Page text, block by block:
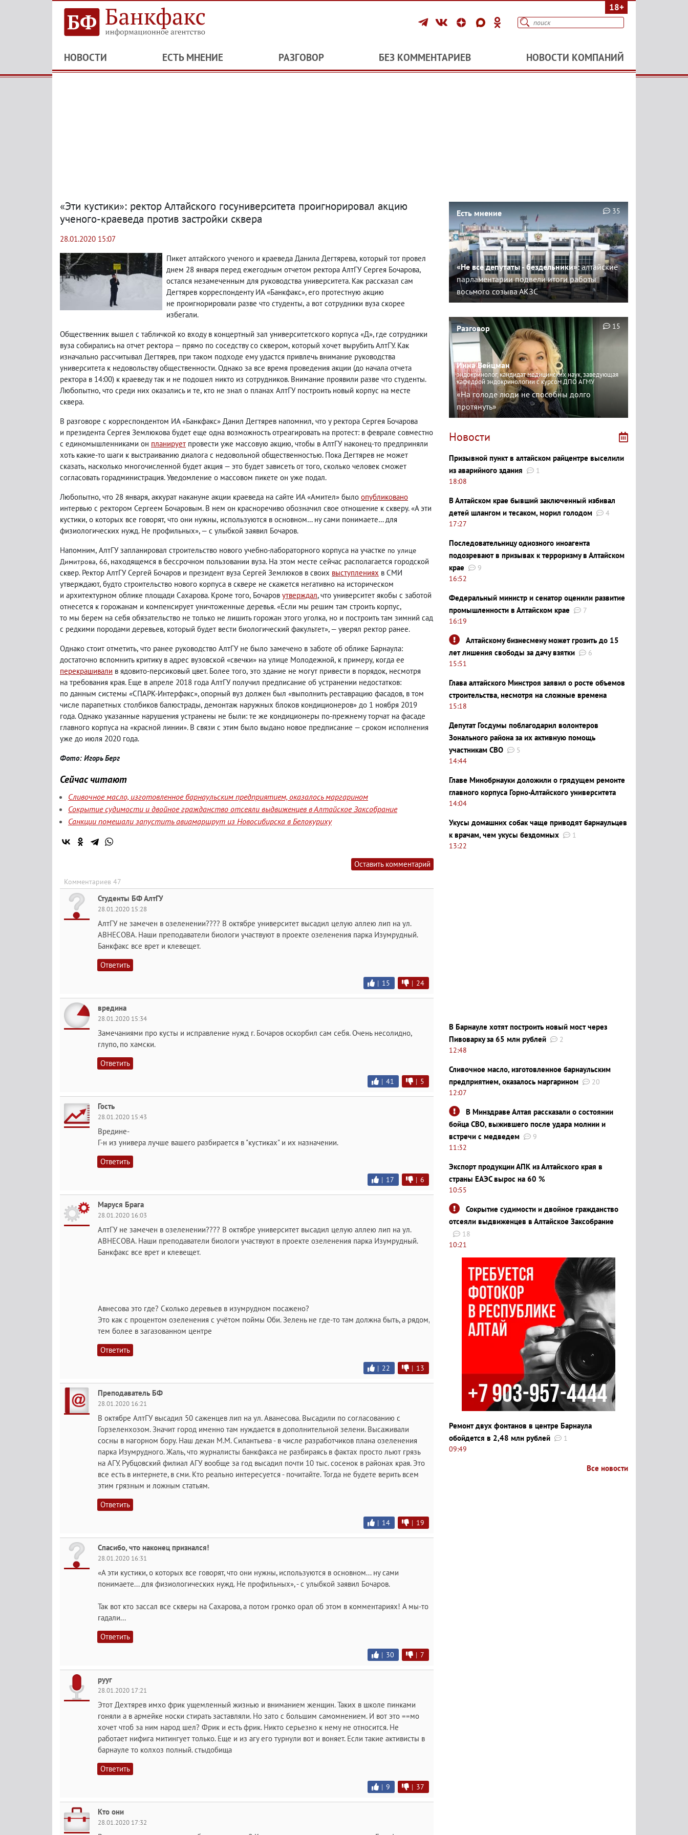
18+
НОВОСТИ ЕСТЬ МНЕНИЕ РАЗГОВОР БЕЗ КОММЕНТАРИЕВ НОВОСТИ КОМПАНИЙ
«Эти кустики»: ректор Алтайского госуниверситета проигнорировал акцию
ученого-краеведа против застройки сквера
28.01.2020 15:07
Пикет алтайского ученого и краеведа Данила Дегтярева, который тот провел
днем 28 января перед ежегодным отчетом ректора АлтГУ Сергея Бочарова,
остался незамеченным для руководства университета. Как рассказал сам
Дегтярев корреспонденту ИА «Банкфакс», его протестную акцию
не проигнорировали разве что студенты, а вот сотрудники вуза скорее
избегали.
Общественник вышел с табличкой ко входу в концертный зал университетского корпуса «Д», где сотрудники
вуза собирались на отчет ректора — прямо по соседству со сквером, который хочет вырубить АлтГУ. Как
изначально рассчитывал Дегтярев, при таком подходе ему удастся привлечь внимание руководства
университета к недовольству общественности. Однако за все время проведения акции (до начала отчета
ректора в 14:00) к краеведу так и не подошел никто из сотрудников. Внимание проявили разве что студенты.
Любопытно, что среди них оказались и те, кто не знал о планах АлтГУ построить новый корпус на месте
сквера.
В разговоре с корреспондентом ИА «Банкфакс» Данил Дегтярев напомнил, что у ректора Сергея Бочарова
и президента Сергея Землюкова будет еще одна возможность отреагировать на протест: в феврале совместно
с единомышленниками он планирует провести уже массовую акцию, чтобы в АлтГУ наконец-то предприняли
хоть какие-то шаги к выстраиванию диалога с недовольной общественностью. Пока Дегтярев не может
сказать, насколько многочисленной будет акция — это будет зависеть от того, сколько человек сможет
согласовать горадминистрация. Уведомление о массовом пикете он уже подал.
Любопытно, что 28 января, аккурат накануне акции краеведа на сайте ИА «Амител» было опубликовано
интервью с ректором Сергеем Бочаровым. В нем он красноречиво обозначил свое отношение к скверу. «А эти
кустики, о которых все говорят, что они нужны, используются в основном… ну сами понимаете… для
физиологических нужд. Не профильных», — с улыбкой заявил Бочаров.
Напомним, АлтГУ запланировал строительство нового учебно-лабораторного корпуса на участке по улице
Димитрова, 66, находящемся в бессрочном пользовании вуза. На этом месте сейчас располагается городской
сквер. Ректор АлтГУ Сергей Бочаров и президент вуза Сергей Землюков в своих выступлениях в СМИ
утверждают, будто строительство нового корпуса в сквере не скажется негативно на историческом
и архитектурном облике площади Сахарова. Кроме того, Бочаров утверждал, что университет якобы с заботой
отнесется к горожанам и компенсирует уничтоженные деревья. «Если мы решим там строить корпус,
то мы берем на себя обязательство не только не лишить горожан этого уголка, но и построить там зимний сад
с редкими породами деревьев, который будет вести биологический факультет», — уверял ректор ранее.
Однако стоит отметить, что ранее руководство АлтГУ не было замечено в заботе об облике Барнаула:
достаточно вспомнить критику в адрес вузовской «свечки» на улице Молодежной, к примеру, когда ее
перекрашивали в ядовито-персиковый цвет. Более того, это здание не могут привести в порядок, несмотря
на требования края. Еще в апреле 2018 года АлтГУ получил предписание об устранении недостатков:
по данным системы «СПАРК-Интерфакс», опорный вуз должен был «выполнить реставрацию фасадов, в том
числе парапетных столбиков балюстрады, демонтаж наружных блоков кондиционеров» до 1 ноября 2019
года. Однако указанные нарушения устранены не были: те же кондиционеры по-прежнему торчат на фасаде
главного корпуса на «красной линии». В связи с этим было выдано новое предписание — сроком исполнения
уже до июля 2020 года.
Фото: Игорь Берг
Сейчас читают
Сливочное масло, изготовленное барнаульским предприятием, оказалось маргарином
Сокрытие судимости и двойное гражданство отсеяли выдвиженцев в Алтайское Заксобрание
Санкции помешали запустить авиамаршрут из Новосибирска в Белокуриху
Оставить комментарий
Комментариев 47
Студенты БФ АлтГУ
28.01.2020 15:28
АлтГУ не замечен в озеленении???? В октябре университет высадил целую аллею лип на ул.
АВНЕСОВА. Наши преподаватели биологи участвуют в проекте озеленения парка Изумрудный.
Банкфакс все врет и клевещет.
Ответить
| 15 | 24
вредина
28.01.2020 15:34
Замечаниями про кусты и исправление нужд г. Бочаров оскорбил сам себя. Очень несолидно,
глупо, по хамски.
Ответить
| 41 | 5
Гость
28.01.2020 15:43
Вредине-
Г-н из универа лучше вашего разбирается в "кустиках" и их назначении.
Ответить
| 17 | 6
Маруся Брага
28.01.2020 16:03
АлтГУ не замечен в озеленении???? В октябре университет высадил целую аллею лип на ул.
АВНЕСОВА. Наши преподаватели биологи участвуют в проекте озеленения парка Изумрудный.
Банкфакс все врет и клевещет.
Авнесова это где? Сколько деревьев в изумрудном посажено?
Это как с процентом озеленения с учётом поймы Оби. Зелень не где-то там должна быть, а рядом,
тем более в загазованном центре
Ответить
| 22 | 13
Преподаватель БФ
28.01.2020 16:21
В октябре АлтГУ высадил 50 саженцев лип на ул. Аванесова. Высадили по согласованию с
Горзеленхозом. Значит город именно там нуждается в дополнительной зелени. Высаживали
сосны в нагорном бору. Наш декан М.М. Силантьева - в числе разработчиков плана озеленения
парка Изумрудного. Жаль, что журналисты банкфакса не разбираясь в фактах просто льют грязь
на АГУ. Рубцовский филиал АГУ вообще за год высадил почти 10 тыс. сосенок в районах края. Это
все есть в интернете, в сми. Кто реально интересуется - почитайте. Тогда не будете верить всем
этим грязным и ложным статьям.
Ответить
| 14 | 19
Спасибо, что наконец признался!
28.01.2020 16:31
«А эти кустики, о которых все говорят, что они нужны, используются в основном... ну сами
понимаете... для физиологических нужд. Не профильных», - с улыбкой заявил Бочаров.
Так вот кто зассал все скверы на Сахарова, а потом громко орал об этом в комментариях! А мы-то
гадали...
Ответить
| 30 | 7
рууг
28.01.2020 17:21
Этот Дехтярев имхо фрик ущемленный жизнью и вниманием женщин. Таких в школе пинками
гоняли а в армейке носки стирать заставляли. Но зато с большим самомнением. И вот это ==мо
хочет чтоб за ним народ шел? Фрик и есть фрик. Никто серьезно к нему не относится. Не
работает нифига митингует только. Еще и из агу его турнули вот и воняет. Если такие активисты в
барнауле то колхоз полный. стыдобища
Ответить
| 9 | 37
Кто они
28.01.2020 17:32
Есть мнение
«Не все депутаты - бездельники»:алтайские
парламентарии подвели итоги работы
восьмого созыва АКЗС
35
Разговор
Инна Вейцман
эндокринолог, кандидат медицинских наук, заведующая
кафедрой эндокринологии с курсом ДПО АГМУ
«На голоде люди не способны долго
протянуть»
15
Новости
Призывной пункт в алтайском райцентре выселили
из аварийного здания
1
18:08
В Алтайском крае бывший заключенный избивал
детей шлангом и тесаком, морил голодом
4
17:27
Последовательницу одиозного иноагента
подозревают в призывах к терроризму в Алтайском
крае
9
16:52
Федеральный министр и сенатор оценили развитие
промышленности в Алтайском крае
7
16:19
Алтайскому бизнесмену может грозить до 15
лет лишения свободы за дачу взятки
6
15:51
Глава алтайского Минстроя заявил о росте объемов
строительства, несмотря на сложные времена
15:18
Депутат Госдумы поблагодарил волонтеров
Зонального района за их активную помощь
участникам СВО
5
14:44
Главе Минобрнауки доложили о грядущем ремонте
главного корпуса Горно-Алтайского университета
14:04
Укусы домашних собак чаще приводят барнаульцев
к врачам, чем укусы бездомных
1
13:22
В Барнауле хотят построить новый мост через
Пивоварку за 65 млн рублей
2
12:48
Сливочное масло, изготовленное барнаульским
предприятием, оказалось маргарином
20
12:07
В Минздраве Алтая рассказали о состоянии
бойца СВО, выжившего после удара молнии и
встречи с медведем
9
11:32
Экспорт продукции АПК из Алтайского края в
страны ЕАЭС вырос на 60 %
10:55
Сокрытие судимости и двойное гражданство
отсеяли выдвиженцев в Алтайское Заксобрание
18
10:21
Ремонт двух фонтанов в центре Барнаула
обойдется в 2,48 млн рублей
1
09:49
Все новости